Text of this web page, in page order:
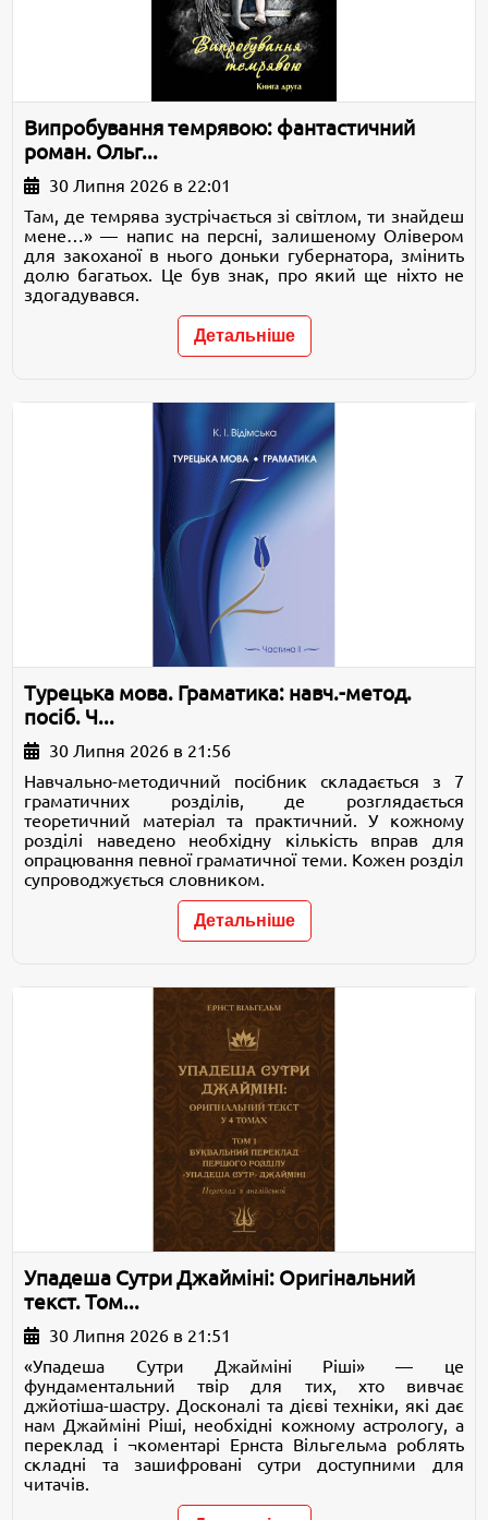
Випробування темрявою: фантастичний
роман. Ольг...
30 Липня 2026 в 22:01
Там, де темрява зустрічається зі світлом, ти знайдеш
мене…» — напис на персні, залишеному Олівером
для закоханої в нього доньки губернатора, змінить
долю багатьох. Це був знак, про який ще ніхто не
здогадувався.
Детальніше
Турецька мова. Граматика: навч.-метод.
посіб. Ч...
30 Липня 2026 в 21:56
Навчально-методичний посібник складається з 7
граматичних розділів, де розглядається
теоретичний матеріал та практичний. У кожному
розділі наведено необхідну кількість вправ для
опрацювання певної граматичної теми. Кожен розділ
супроводжується словником.
Детальніше
Упадеша Сутри Джайміні: Оригінальний
текст. Том...
30 Липня 2026 в 21:51
«Упадеша Сутри Джайміні Ріші» — це
фундаментальний твір для тих, хто вивчає
джйотіша-шастру. Досконалі та дієві техніки, які дає
нам Джайміні Ріші, необхідні кожному астрологу, а
переклад і ¬коментарі Ернста Вільгельма роблять
складні та зашифровані сутри доступними для
читачів.